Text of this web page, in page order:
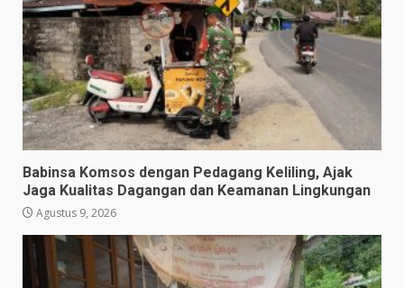
Babinsa Komsos dengan Pedagang Keliling, Ajak
Jaga Kualitas Dagangan dan Keamanan Lingkungan
Agustus 9, 2026